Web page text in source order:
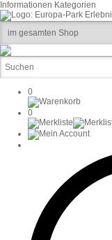
Informationen Kategorien
0
0